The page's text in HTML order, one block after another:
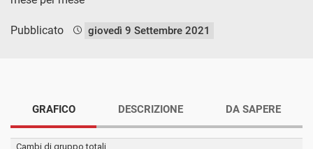
Pubblicato giovedì 9 Settembre 2021
GRAFICO DESCRIZIONE DA SAPERE